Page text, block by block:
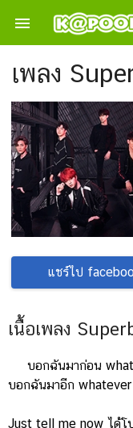

เพลง
แชร์ไป
เนื้อเพลง
บอกฉันมาก่อน
บอกฉันมาอีก whatever
Just tell me now ได้โ